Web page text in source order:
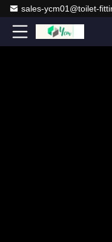
sales-ycm01@toilet-